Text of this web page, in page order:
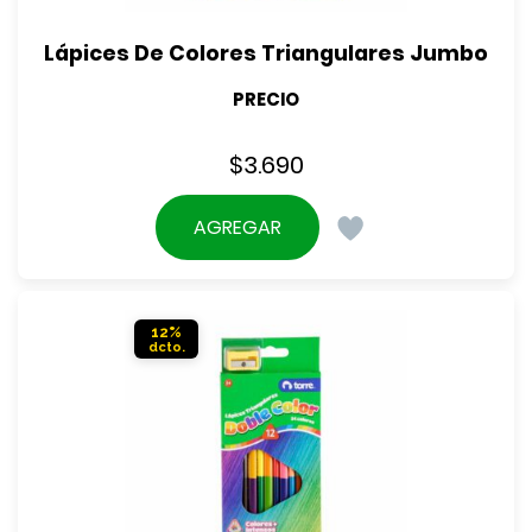
Lápices De Colores Triangulares Jumbo
PRECIO
$3.690
AGREGAR
12%